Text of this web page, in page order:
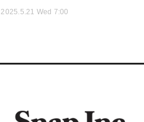
2025.5.21 Wed 7:00